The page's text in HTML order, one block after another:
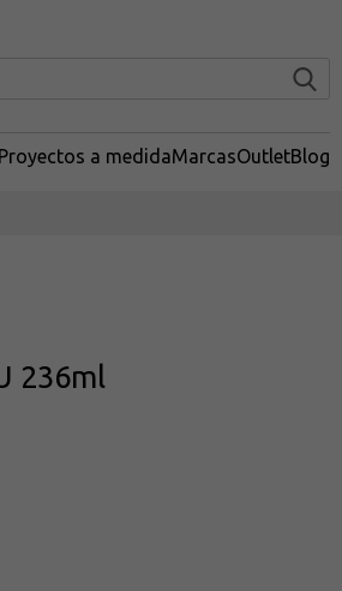
Proyectos a medidaMarcasOutletBlog
236ml